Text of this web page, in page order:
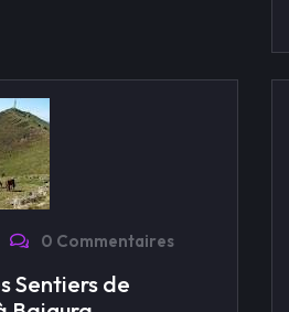
0 Commentaires
Sentiers de